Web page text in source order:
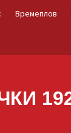
Времеплов